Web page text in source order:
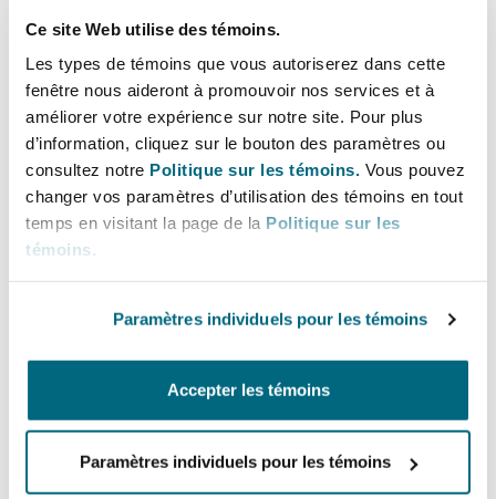
Ce site Web utilise des témoins.
Les types de témoins que vous autoriserez dans cette
fenêtre nous aideront à promouvoir nos services et à
améliorer votre expérience sur notre site. Pour plus
d’information, cliquez sur le bouton des paramètres ou
consultez notre Politique sur les témoins. Vous pouvez
changer vos paramètres d’utilisation des témoins en tout
temps en visitant la page de la Politique sur les
témoins.
Paramètres individuels pour les témoins
Accepter les témoins
Paramètres individuels pour les témoins
Responsabilité du fabricant
produits
Assurance biens
County
Francisco
The St Botolph Building
Pratiques professionnelles
Soins de santé